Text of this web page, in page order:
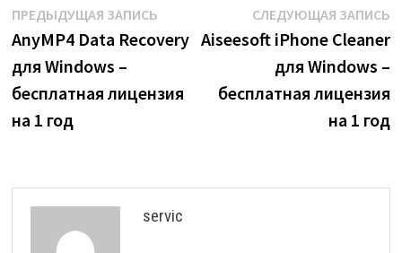
Навигация
по
записям
ПРЕДЫДУЩАЯ ЗАПИСЬПредыдущая
запись:
AnyMP4 Data Recovery
для Windows –
бесплатная лицензия
на 1 год
СЛЕДУЮЩАЯ ЗАПИСЬ
Aiseesoft iPhone Cleaner
для Windows –
бесплатная лицензия
на 1 год
servic